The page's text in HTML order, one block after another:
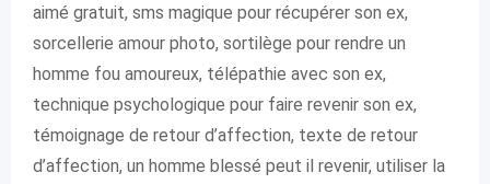
aimé gratuit, sms magique pour récupérer son ex,
sorcellerie amour photo, sortilège pour rendre un
homme fou amoureux, télépathie avec son ex,
technique psychologique pour faire revenir son ex,
témoignage de retour d’affection, texte de retour
d’affection, un homme blessé peut il revenir, utiliser la